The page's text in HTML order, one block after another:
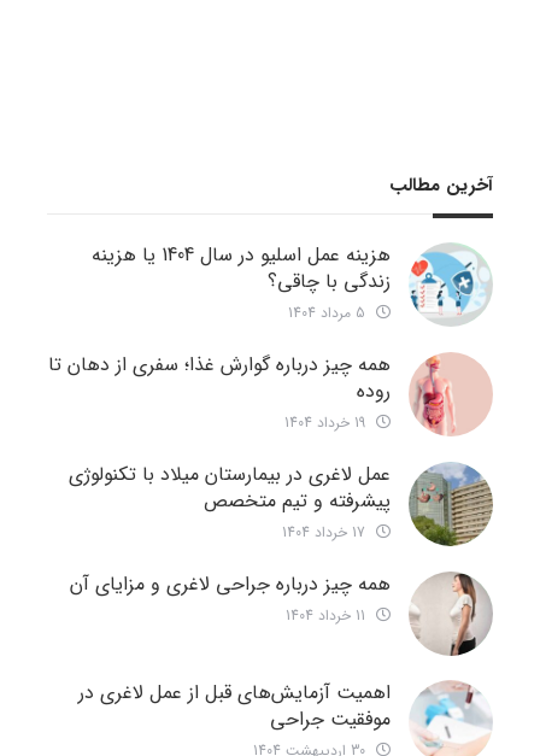
آخرین مطالب
هزینه عمل اسلیو در سال 1404 یا هزینه
زندگی با چاقی؟
همه چیز درباره گوارش غذا؛ سفری از دهان تا
روده
عمل لاغری در بیمارستان میلاد با تکنولوژی
پیشرفته و تیم متخصص
همه چیز درباره جراحی لاغری و مزایای آن
اهمیت آزمایش‌های قبل از عمل لاغری در
موفقیت جراحی